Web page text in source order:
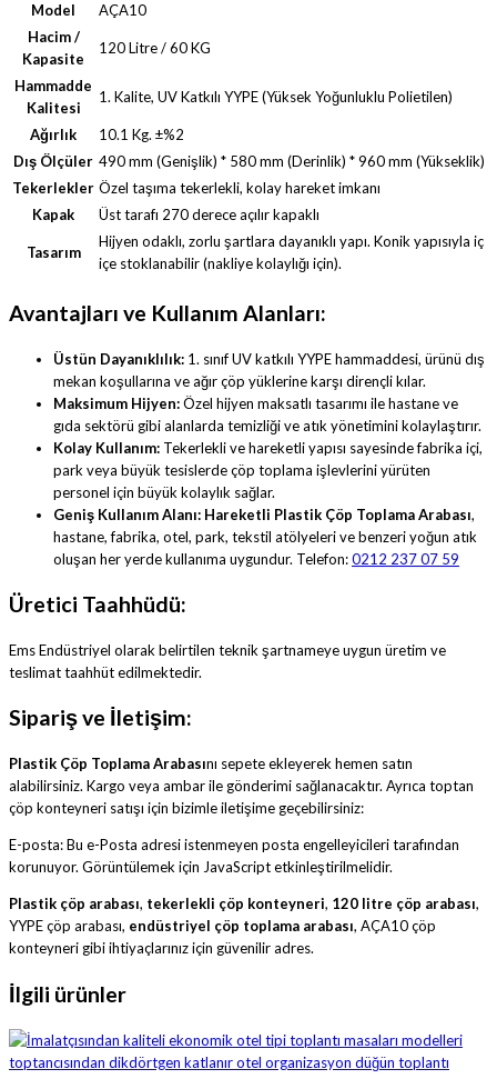
Model
AÇA10
Hacim /
Kapasite
120 Litre / 60 KG
Hammadde
Kalitesi
1. Kalite, UV Katkılı YYPE (Yüksek Yoğunluklu Polietilen)
Ağırlık
10.1 Kg. ±%2
Dış Ölçüler 490 mm (Genişlik) * 580 mm (Derinlik) * 960 mm (Yükseklik)
Tekerlekler Özel taşıma tekerlekli, kolay hareket imkanı
Kapak
Üst tarafı 270 derece açılır kapaklı
Tasarım
Hijyen odaklı, zorlu şartlara dayanıklı yapı. Konik yapısıyla iç
içe stoklanabilir (nakliye kolaylığı için).
Avantajları ve Kullanım Alanları:
Üstün Dayanıklılık: 1. sınıf UV katkılı YYPE hammaddesi, ürünü dış
mekan koşullarına ve ağır çöp yüklerine karşı dirençli kılar.
Maksimum Hijyen:Özel hijyen maksatlı tasarımı ile hastane ve
gıda sektörü gibi alanlarda temizliği ve atık yönetimini kolaylaştırır.
Kolay Kullanım: Tekerlekli ve hareketli yapısı sayesinde fabrika içi,
park veya büyük tesislerde çöp toplama işlevlerini yürüten
personel için büyük kolaylık sağlar.
Geniş Kullanım Alanı: Hareketli Plastik Çöp Toplama Arabası,
hastane, fabrika, otel, park, tekstil atölyeleri ve benzeri yoğun atık
oluşan her yerde kullanıma uygundur. Telefon:0212 237 07 59
Üretici Taahhüdü:
Ems Endüstriyel olarak belirtilen teknik şartnameye uygun üretim ve
teslimat taahhüt edilmektedir.
Sipariş ve İletişim:
Plastik Çöp Toplama Arabasını sepete ekleyerek hemen satın
alabilirsiniz. Kargo veya ambar ile gönderimi sağlanacaktır. Ayrıca toptan
çöp konteyneri satışı için bizimle iletişime geçebilirsiniz:
E-posta:Bu e-Posta adresi istenmeyen posta engelleyicileri tarafından
korunuyor. Görüntülemek için JavaScript etkinleştirilmelidir.
Plastik çöp arabası, tekerlekli çöp konteyneri, 120 litre çöp arabası,
YYPE çöp arabası, endüstriyel çöp toplama arabası, AÇA10 çöp
konteyneri gibi ihtiyaçlarınız için güvenilir adres.
İlgili ürünler